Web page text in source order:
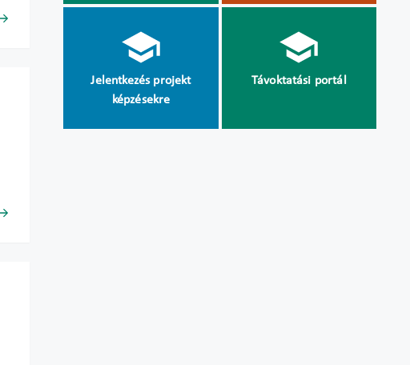
Jelentkezés projekt
képzésekre
Távoktatási portál